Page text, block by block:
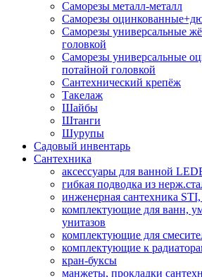
Саморезы металл-металл
Саморезы
Саморезы универсальные
головкой
Саморезы универсальные
потайной головкой
Сантехнический крепёж
Такелаж
Шайбы
Штанги
Шурупы
Садовый инвентарь
Сантехника
аксессуары для ванной
гибкая подводка из
инженерная сантехника
комплектующие для ванн,
унитазов
комплектующие для
комплектующие к
кран-буксы
манжеты, прокладки